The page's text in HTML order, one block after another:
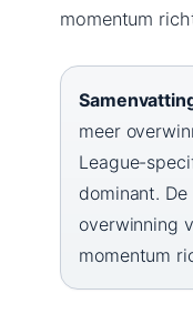
momentum
meer
League-
dominant.
overwinning
momentum